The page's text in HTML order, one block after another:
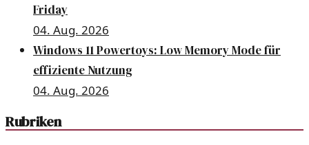
Friday
04. Aug. 2026
Windows 11 Powertoys: Low Memory Mode für
effiziente Nutzung
04. Aug. 2026
Rubriken